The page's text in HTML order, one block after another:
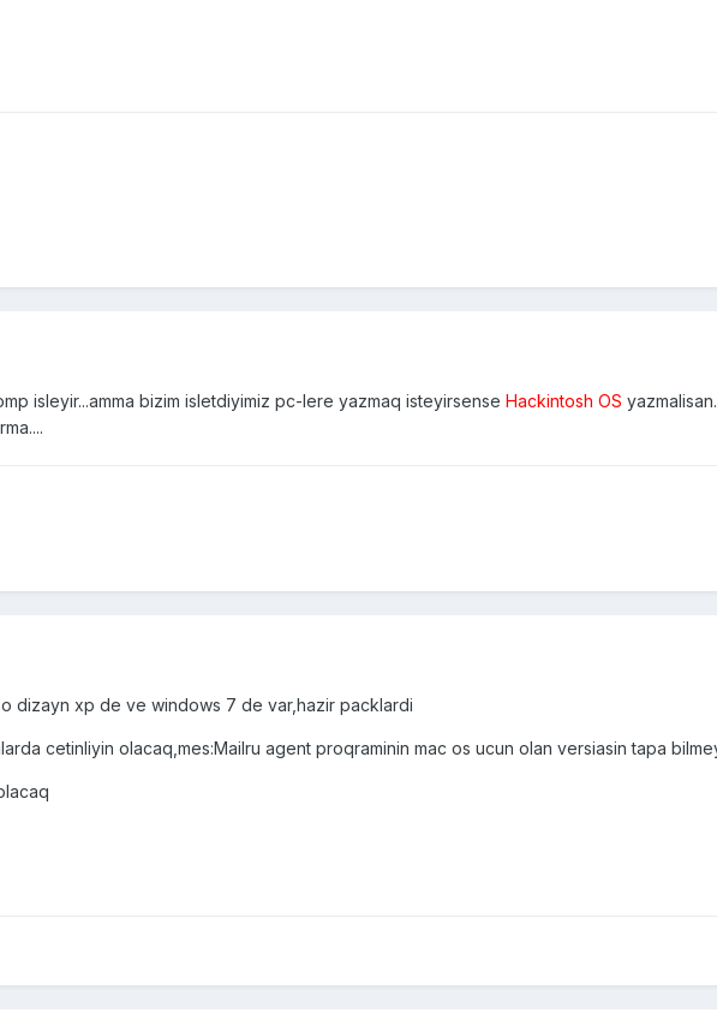
isleyir...amma bizim isletdiyimiz pc-lere yazmaq isteyirsense Hackintosh OS
dizayn xp de ve windows 7 de var,hazir packlardi
cetinliyin olacaq,mes:Mailru agent proqraminin mac os ucun olan versiasin tapa